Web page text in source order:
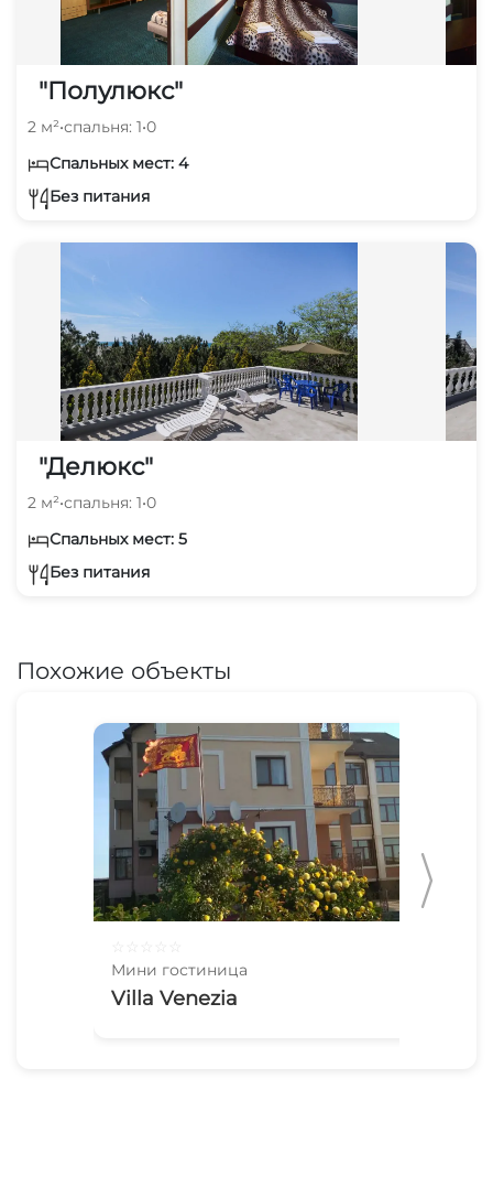
"Полулюкс"
2 м²•спальня: 1•0
Спальных мест: 4
Без питания
"Делюкс"
2 м²•спальня: 1•0
Спальных мест: 5
Без питания
Похожие объекты
Мини гостиница
Villa Venezia